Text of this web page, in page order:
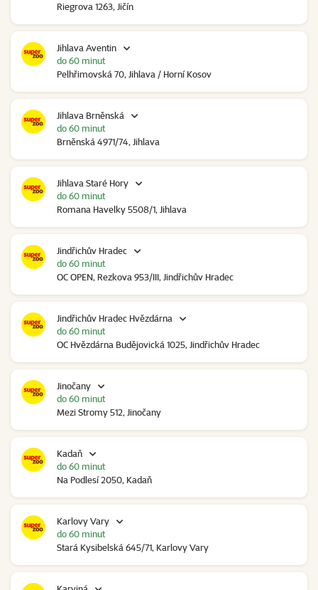
Riegrova 1263, Jičín
Jihlava Aventin
Pelhřimovská 70, Jihlava / Horní Kosov
do 60 minut
Jihlava Brněnská
Brněnská 4971/74, Jihlava
do 60 minut
Jihlava Staré Hory
Romana Havelky 5508/1, Jihlava
do 60 minut
Jindřichův Hradec
OC OPEN, Rezkova 953/III, Jindřichův Hradec
do 60 minut
Jindřichův Hradec Hvězdárna
OC Hvězdárna Budějovická 1025, Jindřichův Hradec
do 60 minut
Jinočany
Mezi Stromy 512, Jinočany
do 60 minut
Kadaň
Na Podlesí 2050, Kadaň
do 60 minut
Karlovy Vary
Stará Kysibelská 645/71, Karlovy Vary
do 60 minut